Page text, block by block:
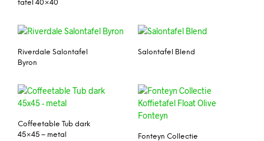
tafel 40×40
Riverdale Salontafel
Byron
Salontafel Blend
Coffeetable Tub dark
45×45 – metal
Fonteyn Collectie